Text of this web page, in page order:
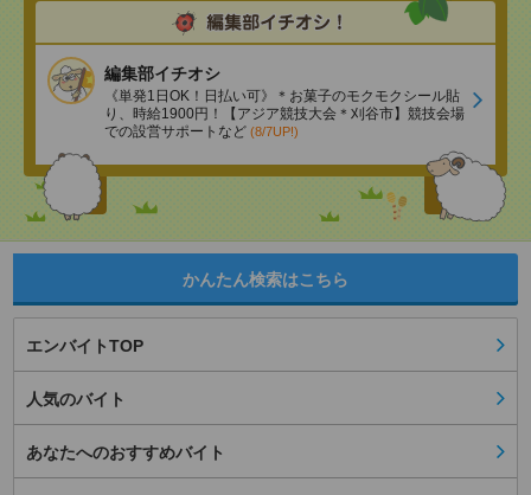
編集部イチオシ
《単発1日OK！日払い可》＊お菓子のモクモクシール貼
り、時給1900円！【アジア競技大会＊刈谷市】競技会場
での設営サポートなど (8/7UP!)
かんたん検索はこちら
エンバイトTOP
人気のバイト
あなたへのおすすめバイト